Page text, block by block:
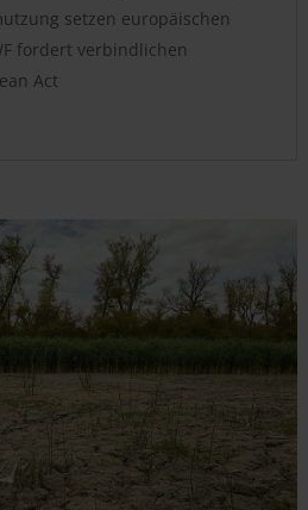
setzen europäischen
fordert verbindlichen
Act